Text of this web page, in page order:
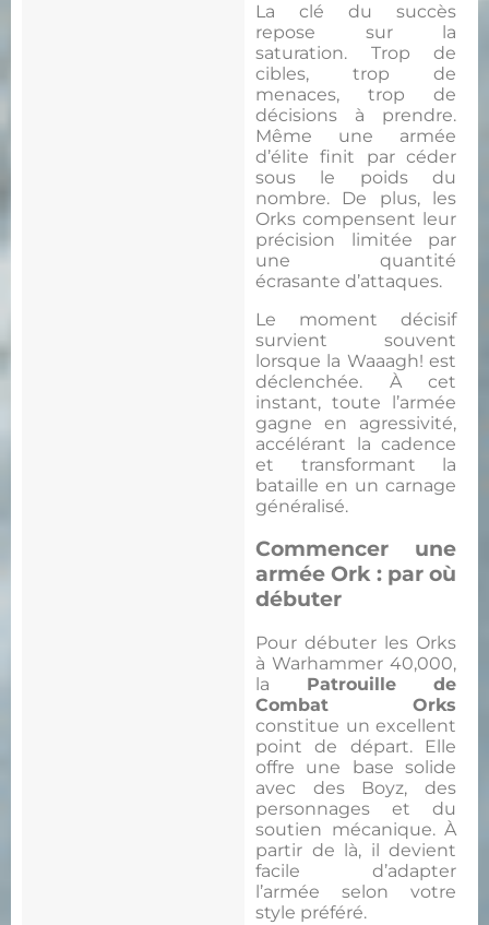
La clé du succès
repose sur la
saturation. Trop de
cibles, trop de
menaces, trop de
décisions à prendre.
Même une armée
d’élite finit par céder
sous le poids du
nombre. De plus, les
Orks compensent leur
précision limitée par
une quantité
écrasante d’attaques.
Le moment décisif
survient souvent
lorsque la Waaagh! est
déclenchée. À cet
instant, toute l’armée
gagne en agressivité,
accélérant la cadence
et transformant la
bataille en un carnage
généralisé.
Commencer une
armée Ork : par où
débuter
Pour débuter les Orks
à Warhammer 40,000,
la Patrouille de
Combat Orks
constitue un excellent
point de départ. Elle
offre une base solide
avec des Boyz, des
personnages et du
soutien mécanique. À
partir de là, il devient
facile d’adapter
l’armée selon votre
style préféré.